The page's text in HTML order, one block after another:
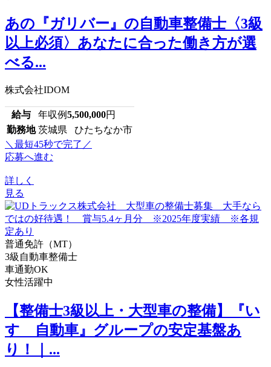
あの『ガリバー』の自動車整備士〈3級
以上必須〉あなたに合った働き方が選
べる...
株式会社IDOM
給与 年収例5,500,000円
勤務地 茨城県 ひたちなか市
＼最短45秒で完了／
応募へ進む
詳しく
見る
普通免許（MT）
3級自動車整備士
車通勤OK
女性活躍中
【整備士3級以上・大型車の整備】『い
すゞ自動車』グループの安定基盤あ
り！｜...